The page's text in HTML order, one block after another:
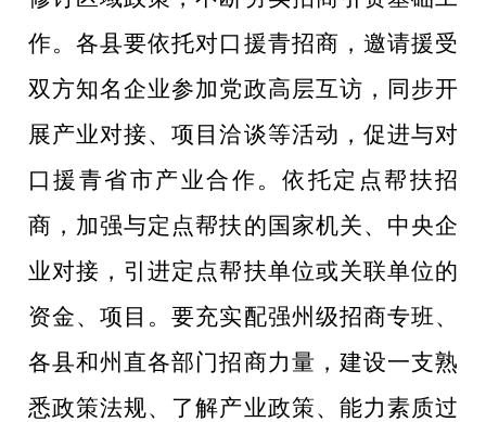
作。各县要依托对口援青招商，邀请援受
双方知名企业参加党政高层互访，同步开
展产业对接、项目洽谈等活动，促进与对
口援青省市产业合作。依托定点帮扶招
商， 加强与定点帮扶的国家机关、中央企
业对接， 引进定点帮扶单位或关联单位的
资金、项目。要充实配强州级招商专班、
各县和州直各部门招商力量，建设一支熟
悉政策法规、了解产业政策、能力素质过